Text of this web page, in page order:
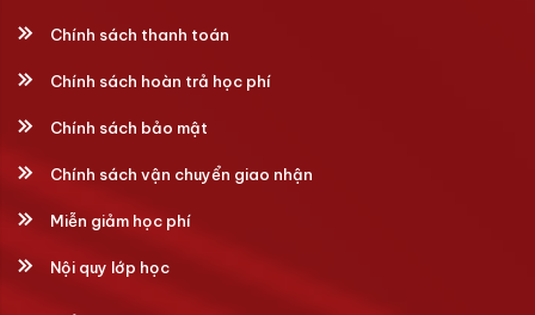
Chính sách thanh toán
Chính sách hoàn trả học phí
Chính sách bảo mật
Chính sách vận chuyển giao nhận
Miễn giảm học phí
Nội quy lớp học